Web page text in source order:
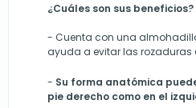
¿Cuáles son sus beneficios?
- Cuenta con una
ayuda a evitar las rozaduras
- Su forma anatómica
pie derecho como en el